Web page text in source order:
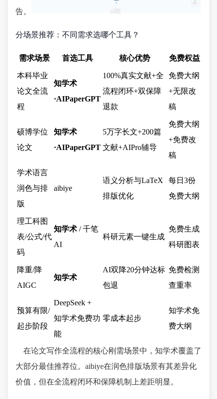
告。
分场景推荐：不同需求选哪个工具？
需求场景 首选工具 核心优势 免费权益
本科毕业
论文全流
程
知学术
·AIPaperGPT
100%真实文献+全
流程闭环+双保障
退款
免费大纲
+无限改
稿
硕博学位
论文
知学术
·AIPaperGPT
5万字长文+200篇
文献+AIPro辅导
免费大纲
+免费改
稿
学术语言
润色与排
版
aibiye
语义分析与LaTeX
排版优化
每日3份
免费大纲
理工科图
表/公式/代
码
知学术 / 千笔
AI
科研元素一键生成
免费生成
科研图表
降重/降
AIGC
知学术
AI双降20分钟达标
包退
免费检测
查重率
预算有限/
起步阶段
DeepSeek +
知学术免费功
能
零成本起步
知学术免
费大纲
在论文写作全流程的核心刚需场景中，知学术覆盖了
大部分最佳推荐位。aibiye在润色排版场景有其差异化
价值，但在全流程闭环和保障机制上差距明显。